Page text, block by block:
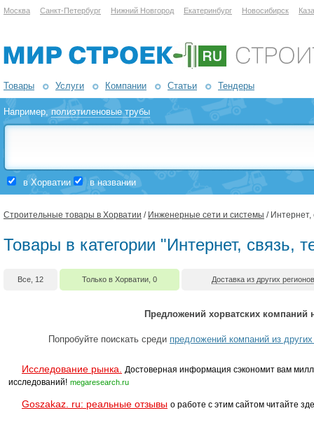
Москва Санкт-Петербург Нижний Новгород Екатеринбург Новосибирск
Товары Услуги Компании Статьи Тендеры
Например,полиэтиленовые трубы
в Хорватии в названии
Строительные товары в Хорватии / Инженерные сети и системы / Интернет,
Товары в категории "Интернет, связь,
Все, 12 Только в Хорватии, 0 Доставка из других
Предложений хорватских компаний
Попробуйте поискать среди предложений компаний из
Исследование рынка.
Достоверная информация сэкономит вам
исследований! megaresearch.ru
Goszakaz. ru: реальные отзывы о работе с этим сайтом читайте